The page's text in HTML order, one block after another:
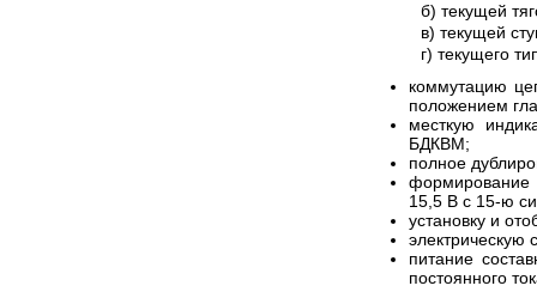
б) текущей
в) текущей
г) текущего
коммутацию
положением
месткую
БДКВМ;
полное
формирование
15,5 В с 15-ю
установку и
электрическую
питание
постоянного